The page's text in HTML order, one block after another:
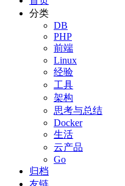
分类
DB
PHP
前端
Linux
经验
工具
架构
思考与总结
Docker
生活
云产品
Go
归档
友链